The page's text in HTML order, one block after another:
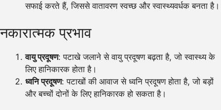
सफाई करते हैं, जिससे वातावरण स्वच्छ और स्वास्थ्यवर्धक बनता है।
नकारात्मक प्रभाव
वायु प्रदूषण: पटाखे जलाने से वायु प्रदूषण बढ़ता है, जो स्वास्थ्य के
लिए हानिकारक होता है।
ध्वनि प्रदूषण: पटाखों की आवाज से ध्वनि प्रदूषण होता है, जो बड़ों
और बच्चों दोनों के लिए हानिकारक हो सकता है।